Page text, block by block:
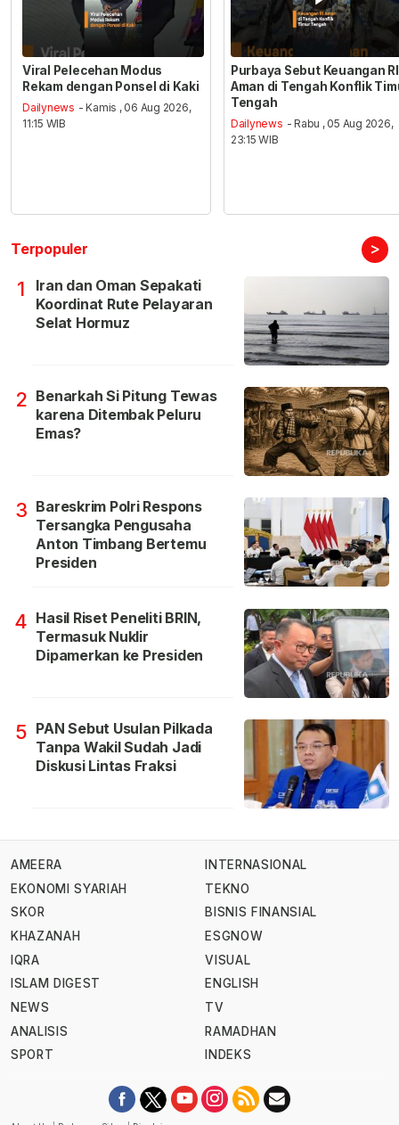
Viral Pelecehan Modus
Rekam dengan Ponsel di Kaki
Dailynews - Kamis , 06 Aug 2026,
11:15 WIB
Purbaya Sebut Keuangan RI
Aman di Tengah Konflik
Tengah
Dailynews - Rabu , 05 Aug 2026,
23:15 WIB
Terpopuler >
1
Iran dan Oman Sepakati
Koordinat Rute Pelayaran
Selat Hormuz
2 Benarkah Si Pitung Tewas
karena Ditembak Peluru
Emas?
3 Bareskrim Polri Respons
Tersangka Pengusaha
Anton Timbang Bertemu
Presiden
4 Hasil Riset Peneliti BRIN,
Termasuk Nuklir
Dipamerkan ke Presiden
5 PAN Sebut Usulan Pilkada
Tanpa Wakil Sudah Jadi
Diskusi Lintas Fraksi
AMEERA
EKONOMI SYARIAH
SKOR
KHAZANAH
IQRA
ISLAM DIGEST
NEWS
ANALISIS
SPORT
INTERNASIONAL
TEKNO
BISNIS FINANSIAL
ESGNOW
VISUAL
ENGLISH
TV
RAMADHAN
INDEKS